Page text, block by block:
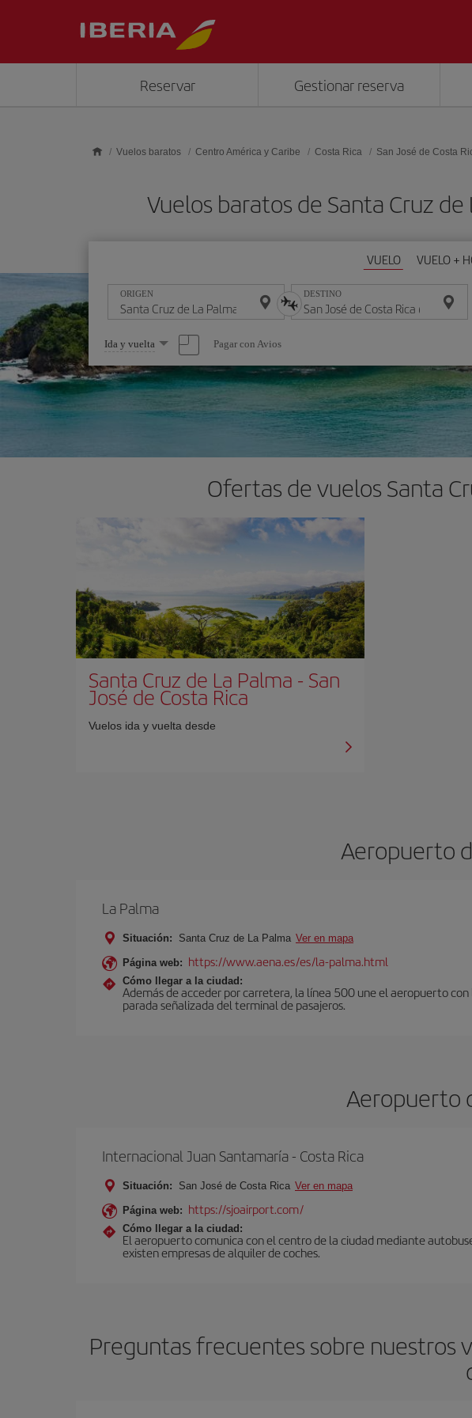
Reservar Gestionar reserva
Vuelos baratos Centro América y Caribe Costa Rica San José de Costa
Vuelos baratos de Santa Cruz de
VUELO VUELO +
ORIGEN DESTINO
Seleccione
una
opción
Ida y vuelta Pagar con Avios
Ofertas de vuelos Santa
Santa Cruz de La Palma - San
José de Costa Rica
Vuelos ida y vuelta desde
Aeropuerto
La Palma
Situación: Santa Cruz de La Palma Ver en mapa
Página web: https://www.aena.es/es/la-palma.html
Cómo llegar a la ciudad:
Además de acceder por carretera, la línea 500 une el aeropuerto
parada señalizada del terminal de pasajeros.
Aeropuerto
Internacional Juan Santamaría - Costa Rica
Situación: San José de Costa Rica Ver en mapa
Página web: https://sjoairport.com/
Cómo llegar a la ciudad:
El aeropuerto comunica con el centro de la ciudad mediante
existen empresas de alquiler de coches.
Preguntas frecuentes sobre nuestros